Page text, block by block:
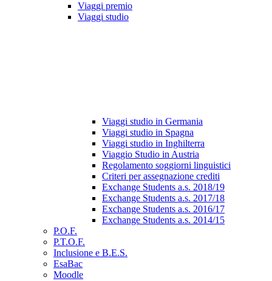
Viaggi premio
Viaggi studio
Viaggi studio in Germania
Viaggi studio in Spagna
Viaggi studio in Inghilterra
Viaggio Studio in Austria
Regolamento soggiorni linguistici
Criteri per assegnazione crediti
Exchange Students a.s. 2018/19
Exchange Students a.s. 2017/18
Exchange Students a.s. 2016/17
Exchange Students a.s. 2014/15
P.O.F.
P.T.O.F.
Inclusione e B.E.S.
EsaBac
Moodle